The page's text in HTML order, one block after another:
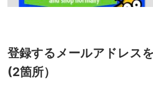
登録するメールアドレス
(2箇所）